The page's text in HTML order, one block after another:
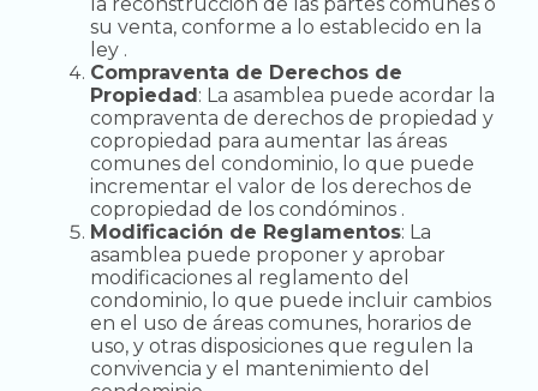
su venta, conforme a lo establecido en la
ley .
Compraventa de Derechos de
Propiedad: La asamblea puede acordar la
compraventa de derechos de propiedad y
copropiedad para aumentar las áreas
comunes del condominio, lo que puede
incrementar el valor de los derechos de
copropiedad de los condóminos .
Modificación de Reglamentos: La
asamblea puede proponer y aprobar
modificaciones al reglamento del
condominio, lo que puede incluir cambios
en el uso de áreas comunes, horarios de
uso, y otras disposiciones que regulen la
convivencia y el mantenimiento del